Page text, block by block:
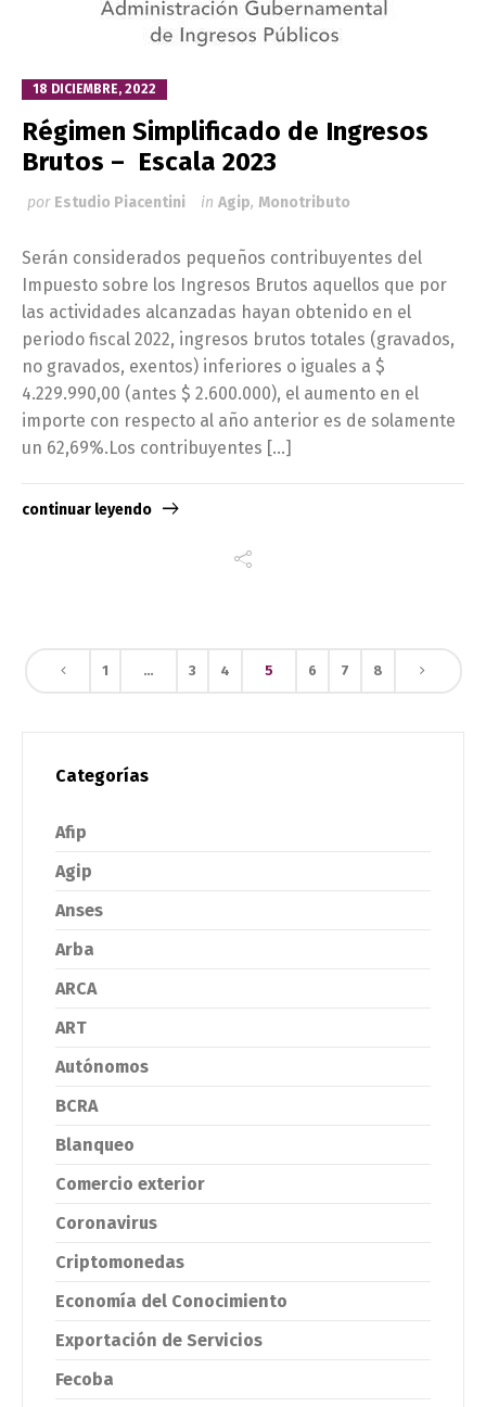
18 DICIEMBRE, 2022
Régimen Simplificado de Ingresos
Brutos – Escala 2023
por Estudio Piacentini in Agip, Monotributo
Serán considerados pequeños contribuyentes del
Impuesto sobre los Ingresos Brutos aquellos que por
las actividades alcanzadas hayan obtenido en el
periodo fiscal 2022, ingresos brutos totales (gravados,
no gravados, exentos) inferiores o iguales a $
4.229.990,00 (antes $ 2.600.000), el aumento en el
importe con respecto al año anterior es de solamente
un 62,69%.Los contribuyentes […]
continuar leyendo
1 … 3 4 5 6 7 8
Categorías
Afip
Agip
Anses
Arba
ARCA
ART
Autónomos
BCRA
Blanqueo
Comercio exterior
Coronavirus
Criptomonedas
Economía del Conocimiento
Exportación de Servicios
Fecoba